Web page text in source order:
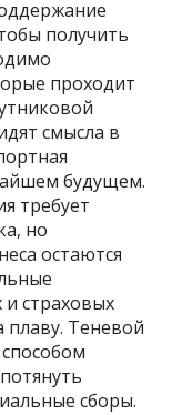
получить
проходит
смысла в
будущем.
требует
но
остаются
и страховых
плаву. Теневой
сборы.